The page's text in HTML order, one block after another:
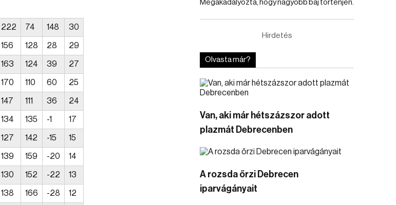
222 74 148 30
156 128 28 29
163 124 39 27
170 110 60 25
147 111 36 24
134 135 -1 17
127 142 -15 15
139 159 -20 14
130 152 -22 13
138 166 -28 12
Megakadályozta, hogy nagyobb baj történjen.
Hirdetés
Olvasta már?
Van, aki már hétszázszor adott
plazmát Debrecenben
A rozsda őrzi Debrecen
iparvágányait